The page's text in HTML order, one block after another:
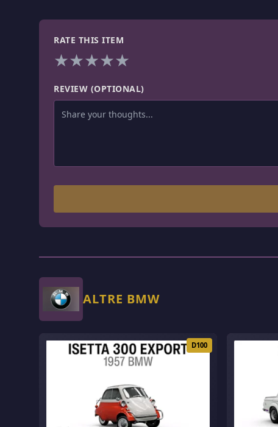
RATE THIS ITEM
★★★★★
REVIEW (OPTIONAL)
ALTRE BMW
D100